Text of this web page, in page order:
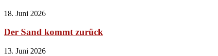
18. Juni 2026
Der Sand kommt zurück
13. Juni 2026